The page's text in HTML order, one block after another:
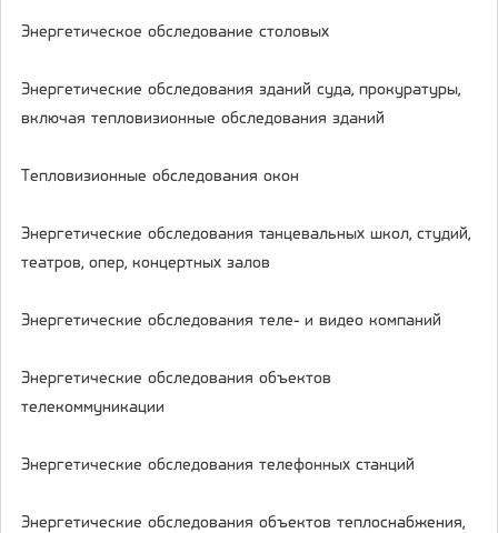
Энергетическое обследование столовых
Энергетические обследования зданий суда, прокуратуры,
включая тепловизионные обследования зданий
Тепловизионные обследования окон
Энергетические обследования танцевальных школ, студий,
театров, опер, концертных залов
Энергетические обследования теле- и видео компаний
Энергетические обследования объектов
телекоммуникации
Энергетические обследования телефонных станций
Энергетические обследования объектов теплоснабжения,